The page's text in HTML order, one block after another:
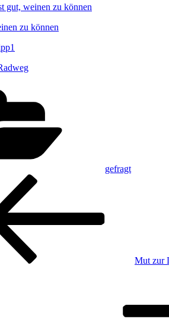
zu können
gefragt
Mut zur